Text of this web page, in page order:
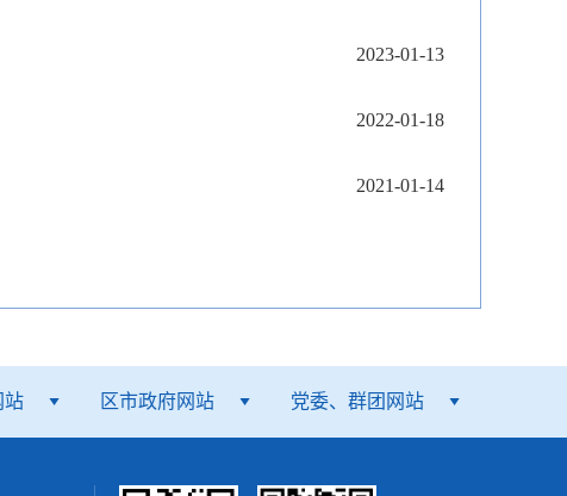
2023-01-13
2022-01-18
2021-01-14
站 区市政府网站 党委、群团网站